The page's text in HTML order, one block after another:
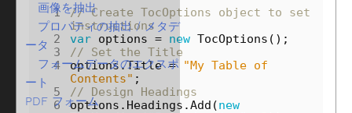
1
// Create TocOptions object to set
instructions
2
var options = new TocOptions ();
3
// Set the Title
4
options.Title =
"My Table of
Contents" ;
5
// Design Headings
6
options . Headings .Add (new
画像を抽出
プロパティの抽出 / メタデ
ータ
フォームデータのエクスポ
ート
PDF フォーム